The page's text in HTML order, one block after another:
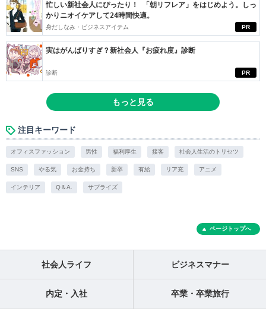
PR
忙しい新社会人にぴったり！ 「朝リフレア」をはじめよう。しっ
かりニオイケアして24時間快適。
身だしなみ・ビジネスアイテム
PR
実はがんばりすぎ？新社会人『お疲れ度』診断
診断
もっと見る
注目キーワード
オフィスファッション 男性 福利厚生 接客 社会人生活のトリセツ
SNS やる気 お金持ち 新卒 有給 リア充 アニメ
インテリア Q＆A. サプライズ
ページトップへ
社会人ライフ ビジネスマナー
内定・入社 卒業・卒業旅行